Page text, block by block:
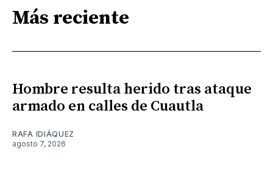
Más reciente
Hombre resulta herido tras ataque
armado en calles de Cuautla
RAFA IDIÁQUEZ
agosto 7, 2026